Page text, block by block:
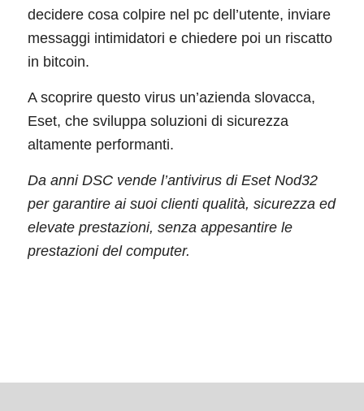
decidere cosa colpire nel pc dell’utente, inviare
messaggi intimidatori e chiedere poi un riscatto
in bitcoin.
A scoprire questo virus un’azienda slovacca,
Eset, che sviluppa soluzioni di sicurezza
altamente performanti.
Da anni DSC vende l’antivirus di Eset Nod32
per garantire ai suoi clienti qualità, sicurezza ed
elevate prestazioni, senza appesantire le
prestazioni del computer.